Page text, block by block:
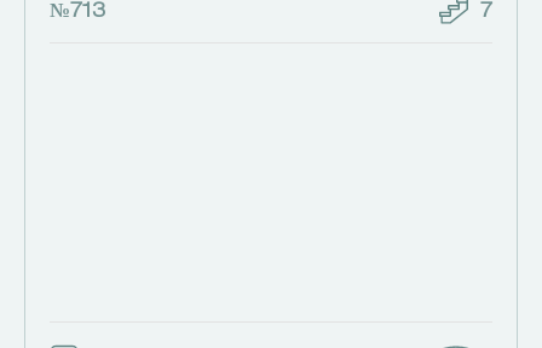
№713 7